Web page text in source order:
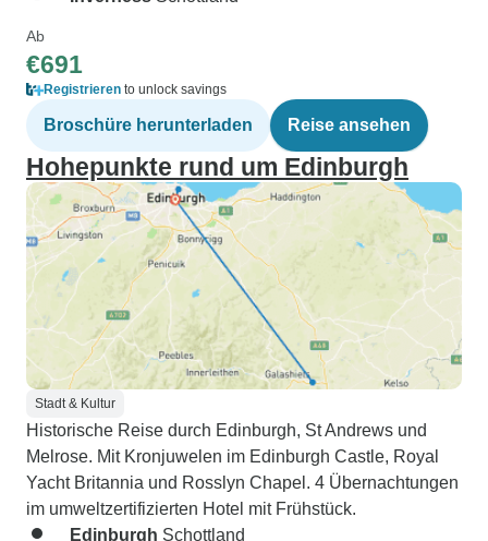
Ab
€691
Registrieren to unlock savings
Broschüre herunterladen Reise ansehen
Hohepunkte rund um Edinburgh
Stadt & Kultur
Historische Reise durch Edinburgh, St Andrews und
Melrose. Mit Kronjuwelen im Edinburgh Castle, Royal
Yacht Britannia und Rosslyn Chapel. 4 Übernachtungen
im umweltzertifizierten Hotel mit Frühstück.
Edinburgh Schottland